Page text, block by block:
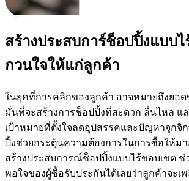
สร้างประสบการ์ช็อปปิ้งแบบไ
กวนใจให้แก่ลูกค้า
ในยุคที่การคลิกของลูกค้า อาจหมายถึงยอด
มั่นที่จะสร้างการช็อปปิ้งที่สะดวก ลื่นไหล แล
เป้าหมายที่ตั้งใจลดอุปสรรคและปัญหาจุกจิ
ปิ้งช่วยกระตุ้นความต้องการในการซื้อให้ม
สร้างประสบการณ์ช็อปปิ้งแบบไร้ขอบเขต ช่
พอใจของผู้ซื้อรับประกันได้เลยว่าลูกค้าจะเ